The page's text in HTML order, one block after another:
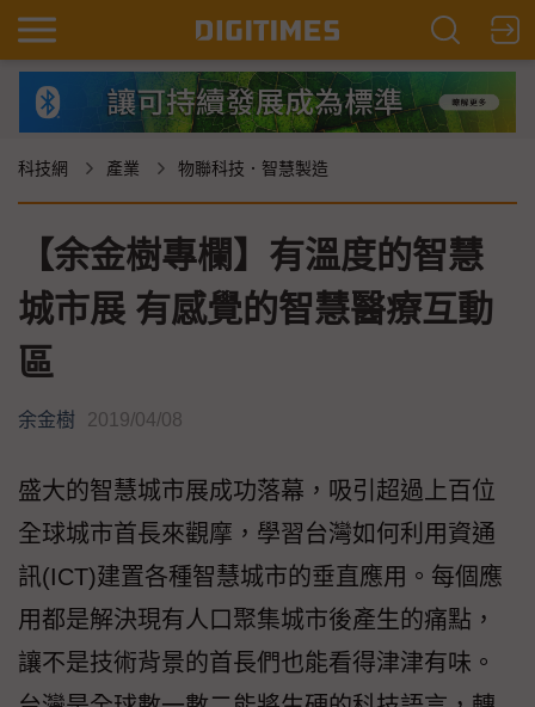
科技網 產業 物聯科技．智慧製造
【余金樹專欄】有溫度的智慧
城市展 有感覺的智慧醫療互動
區
余金樹 2019/04/08
盛大的智慧城市展成功落幕，吸引超過上百位
全球城市首長來觀摩，學習台灣如何利用資通
訊(ICT)建置各種智慧城市的垂直應用。每個應
用都是解決現有人口聚集城市後產生的痛點，
讓不是技術背景的首長們也能看得津津有味。